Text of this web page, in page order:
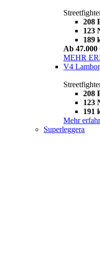
208
123
189
Ab 47.000
MEHR
V4
208
123
191
Mehr
Superleggera